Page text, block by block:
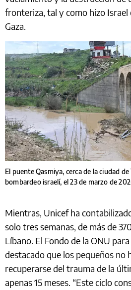
fronteriza, tal y como hizo
Gaza.
El puente Qasmiya, cerca de la ciudad
bombardeo israelí, el 23 de marzo de
Mientras, Unicef ha
solo tres semanas, de más de
Líbano. El Fondo de la ONU
destacado que los pequeños no
recuperarse del trauma de la
apenas 15 meses. “Este ciclo